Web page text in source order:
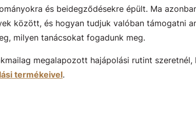
és beidegződésekre épült. Ma
között, és hogyan tudjuk valóban támogatni
milyen tanácsokat fogadunk meg.
megalapozott hajápolási rutint
termékeivel.